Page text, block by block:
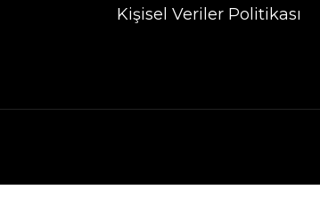
Kişisel Veriler Politikası